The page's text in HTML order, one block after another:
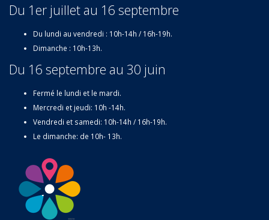
Du 1er juillet au 16 septembre
Du lundi au vendredi : 10h-14h / 16h-19h.
Dimanche : 10h-13h.
Du 16 septembre au 30 juin
Fermé le lundi et le mardi.
Mercredi et jeudi: 10h -14h.
Vendredi et samedi: 10h-14h / 16h-19h.
Le dimanche: de 10h- 13h.